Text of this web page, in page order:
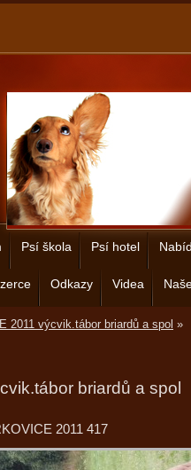
Psí škola Psí hotel
Odkazy Videa
2011 výcvik.tábor briardů a spol »
briardů a spol
2011 417